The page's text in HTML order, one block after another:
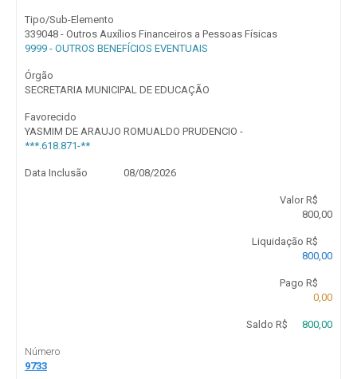
Tipo/Sub-Elemento
339048 - Outros Auxílios Financeiros a Pessoas Físicas
9999 - OUTROS BENEFÍCIOS EVENTUAIS
Órgão
SECRETARIA MUNICIPAL DE EDUCAÇÃO
Favorecido
YASMIM DE ARAUJO ROMUALDO PRUDENCIO -
***.618.871-**
Data Inclusão 08/08/2026
Valor R$
800,00
Liquidação R$
800,00
Pago R$
0,00
Saldo R$ 800,00
Número
9733